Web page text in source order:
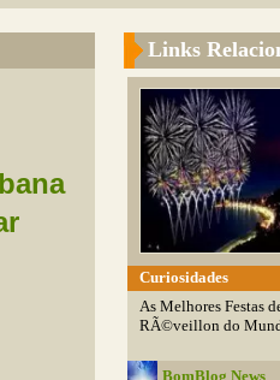
Links
Curiosidades
As Melhores Festas
RÃ©veillon do
BomBlog News